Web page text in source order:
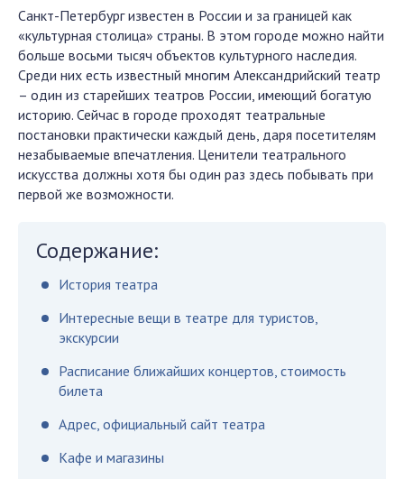
Санкт-Петербург известен в России и за границей как
«культурная столица» страны. В этом городе можно найти
больше восьми тысяч объектов культурного наследия.
Среди них есть известный многим Александрийский театр
– один из старейших театров России, имеющий богатую
историю. Сейчас в городе проходят театральные
постановки практически каждый день, даря посетителям
незабываемые впечатления. Ценители театрального
искусства должны хотя бы один раз здесь побывать при
первой же возможности.
Содержание:
История театра
Интересные вещи в театре для туристов,
экскурсии
Расписание ближайших концертов, стоимость
билета
Адрес, официальный сайт театра
Кафе и магазины